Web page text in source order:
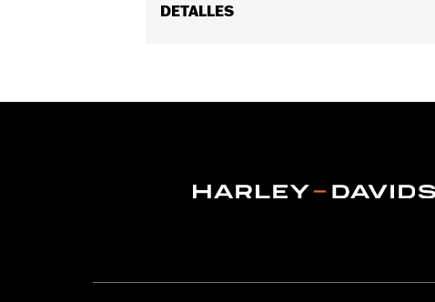
DETALLES
GARANTÍA:1 year limited warranty – Go
electrical accessories operating
produce, the electrical
advice about the amount of